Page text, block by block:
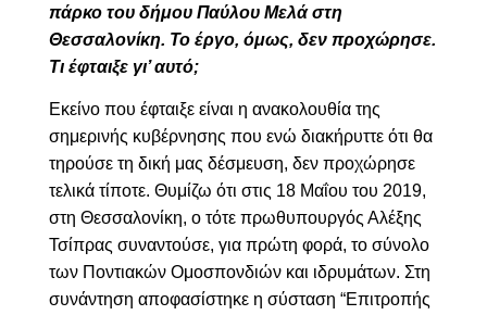
πάρκο του δήμου Παύλου Μελά στη
Θεσσαλονίκη. Το έργο, όμως, δεν προχώρησε.
Τι έφταιξε γι’ αυτό;
Εκείνο που έφταιξε είναι η ανακολουθία της
σημερινής κυβέρνησης που ενώ διακήρυττε ότι θα
τηρούσε τη δική μας δέσμευση, δεν προχώρησε
τελικά τίποτε. Θυμίζω ότι στις 18 Μαΐου του 2019,
στη Θεσσαλονίκη, ο τότε πρωθυπουργός Αλέξης
Τσίπρας συναντούσε, για πρώτη φορά, το σύνολο
των Ποντιακών Ομοσπονδιών και ιδρυμάτων. Στη
συνάντηση αποφασίστηκε η σύσταση “Επιτροπής